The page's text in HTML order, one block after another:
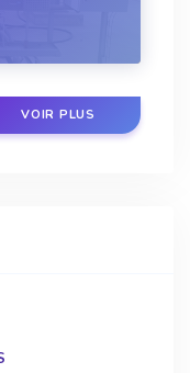
les fabricants
VOIR PLUS